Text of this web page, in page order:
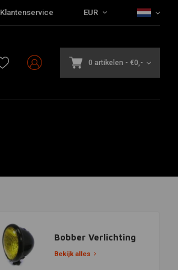
Klantenservice EUR
0 artikelen - €0,-
Bobber Verlichting
Bekijk alles